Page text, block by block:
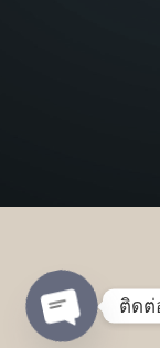
ติดต่
Open chaty